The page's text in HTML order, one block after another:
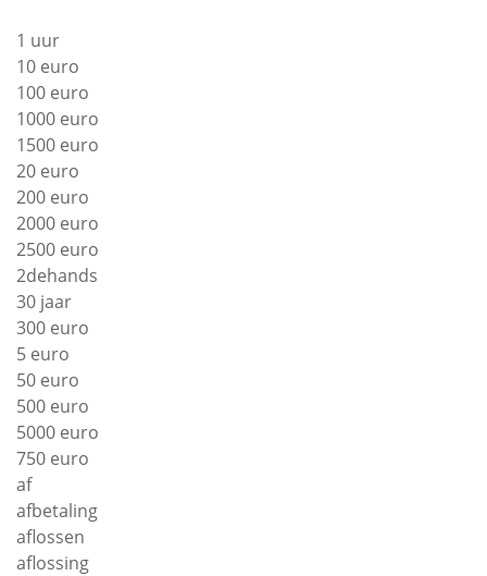
1 uur
10 euro
100 euro
1000 euro
1500 euro
20 euro
200 euro
2000 euro
2500 euro
2dehands
30 jaar
300 euro
5 euro
50 euro
500 euro
5000 euro
750 euro
af
afbetaling
aflossen
aflossing